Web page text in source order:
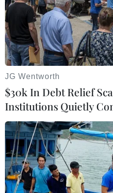
#sông Hồng #khai thác cát #đăng
Facebook Twitter Lưu bài viết Copy
Theo dõi VietnamPlus
JG Wentworth
$30k In Debt Relief
Institutions Quietly